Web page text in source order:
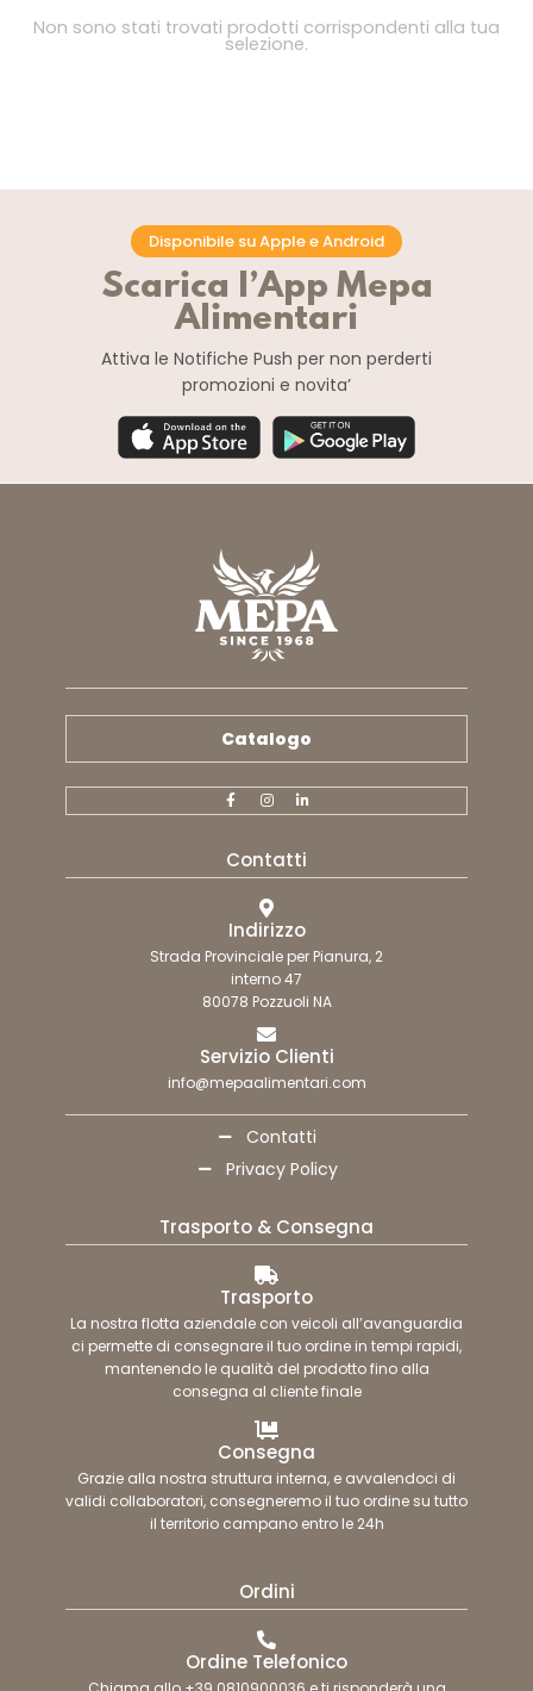
Non sono stati trovati prodotti corrispondenti alla tua
selezione.
Disponibile su Apple e Android
Scarica l’App Mepa
Alimentari
Attiva le Notifiche Push per non perderti
promozioni e novita’
Catalogo
Contatti
Indirizzo
Strada Provinciale per Pianura, 2
interno 47
80078 Pozzuoli NA
Servizio Clienti
info@mepaalimentari.com
Contatti
Privacy Policy
Trasporto & Consegna
Trasporto
La nostra flotta aziendale con veicoli all’avanguardia
ci permette di consegnare il tuo ordine in tempi rapidi,
mantenendo le qualità del prodotto fino alla
consegna al cliente finale
Consegna
Grazie alla nostra struttura interna, e avvalendoci di
validi collaboratori, consegneremo il tuo ordine su tutto
il territorio campano entro le 24h
Ordini
Ordine Telefonico